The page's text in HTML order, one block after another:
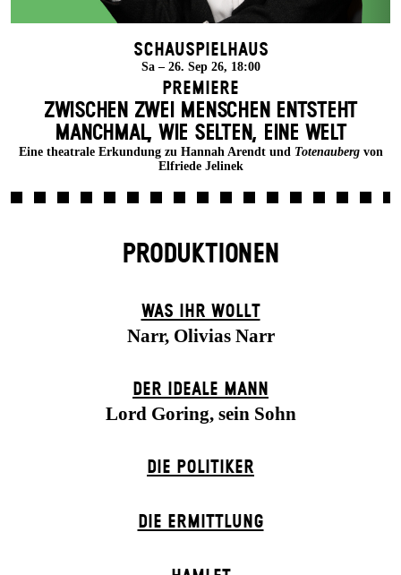
Schauspielhaus
Sa – 26. Sep 26, 18:00
Premiere
ZWISCHEN ZWEI MENSCHEN ENT­STEHT
MANCH­MAL, WIE SELTEN, EINE WELT
Eine theatrale Erkundung zu Hannah Arendt und Totenaubergvon
Elfriede Jelinek
PRODUKTIONEN
WAS IHR WOLLT
Narr, Olivias Narr
DER IDEALE MANN
Lord Goring, sein Sohn
DIE POLITIKER
DIE ERMITTLUNG